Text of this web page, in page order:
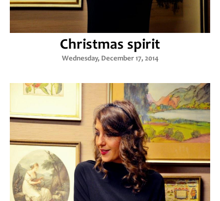
Christmas spirit
Wednesday, December 17, 2014